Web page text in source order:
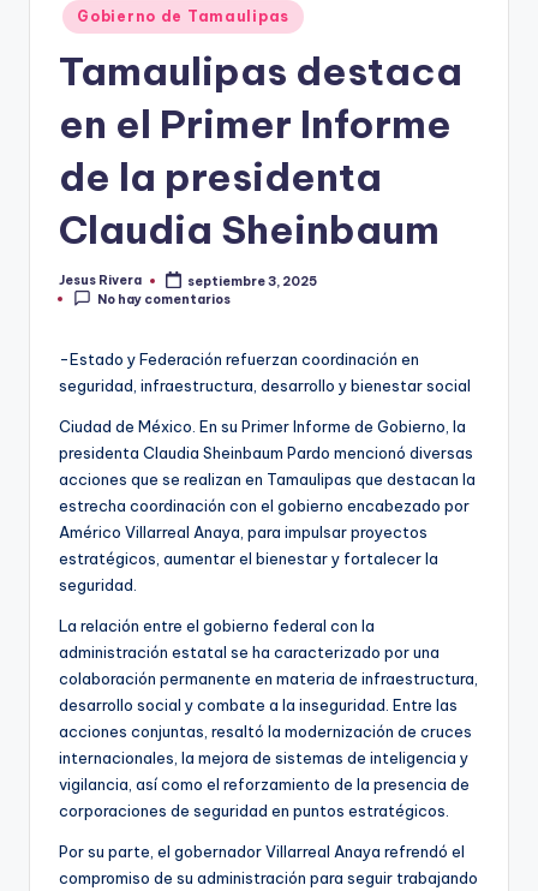
Publicado
en
Gobierno de Tamaulipas
Tamaulipas destaca
en el Primer Informe
de la presidenta
Claudia Sheinbaum
Publicado
por
Jesus Rivera
septiembre 3, 2025
No hay comentarios
-Estado y Federación refuerzan coordinación en
seguridad, infraestructura, desarrollo y bienestar social
Ciudad de México. En su Primer Informe de Gobierno, la
presidenta Claudia Sheinbaum Pardo mencionó diversas
acciones que se realizan en Tamaulipas que destacan la
estrecha coordinación con el gobierno encabezado por
Américo Villarreal Anaya, para impulsar proyectos
estratégicos, aumentar el bienestar y fortalecer la
seguridad.
La relación entre el gobierno federal con la
administración estatal se ha caracterizado por una
colaboración permanente en materia de infraestructura,
desarrollo social y combate a la inseguridad. Entre las
acciones conjuntas, resaltó la modernización de cruces
internacionales, la mejora de sistemas de inteligencia y
vigilancia, así como el reforzamiento de la presencia de
corporaciones de seguridad en puntos estratégicos.
Por su parte, el gobernador Villarreal Anaya refrendó el
compromiso de su administración para seguir trabajando